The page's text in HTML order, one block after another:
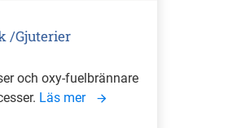
/Gjuterier
och oxy-fuelbrännare
Läs mer